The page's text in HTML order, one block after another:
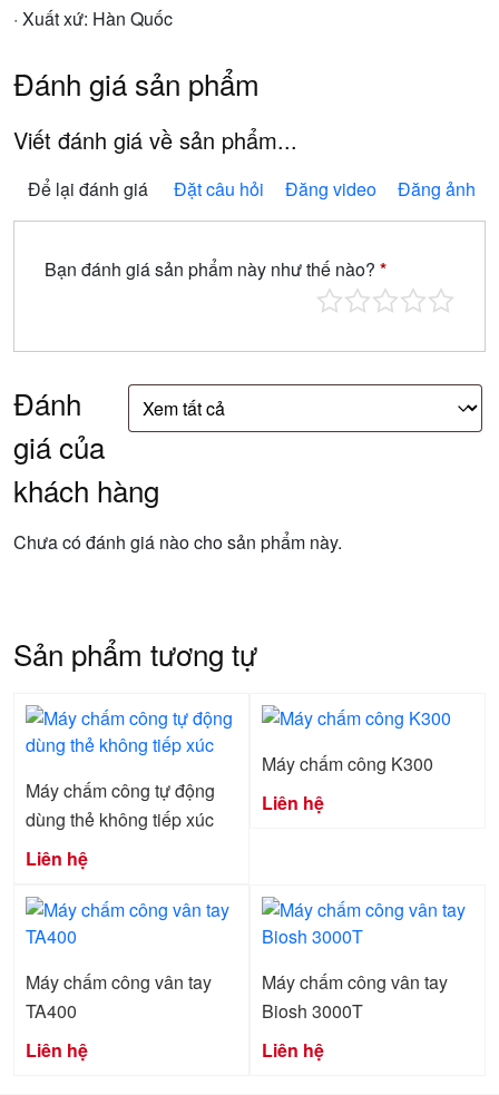
· Xuất xứ: Hàn Quốc
Đánh giá sản phẩm
Viết đánh giá về sản phẩm...
Để lại đánh giá Đặt câu hỏi Đăng video Đăng ảnh
Bạn đánh giá sản phẩm này như thế nào? *
Đánh
giá của
khách hàng
Chưa có đánh giá nào cho sản phẩm này.
Sản phẩm tương tự
Máy chấm công tự động
dùng thẻ không tiếp xúc
Liên hệ
Máy chấm công K300
Liên hệ
Máy chấm công vân tay
TA400
Liên hệ
Máy chấm công vân tay
Biosh 3000T
Liên hệ